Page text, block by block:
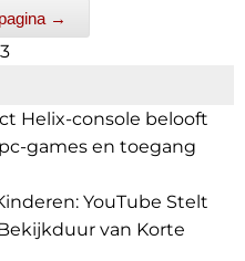
→
3
Helix-console belooft
games en toegang
YouTube Stelt
van Korte